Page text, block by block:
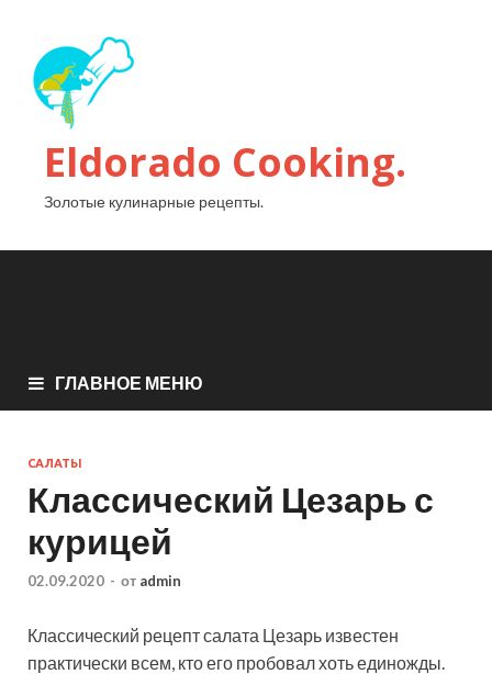
Eldorado Сooking.
Золотые кулинарные рецепты.
ГЛАВНОЕ МЕНЮ
САЛАТЫ
Классический Цезарь с
курицей
02.09.2020 - от admin
Классический рецепт салата Цезарь известен
практически всем, кто его пробовал хоть единожды.